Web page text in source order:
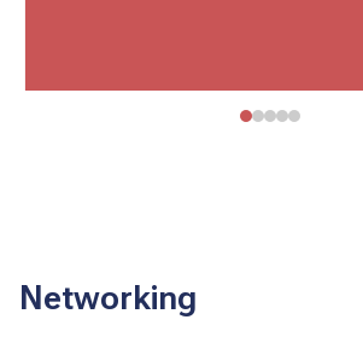
Networking